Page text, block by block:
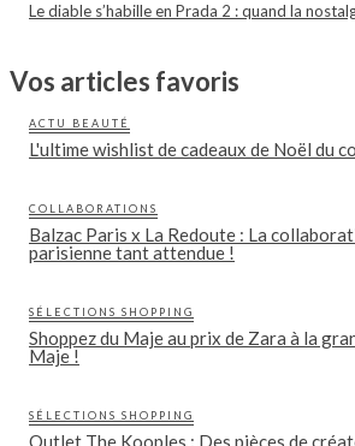
Le diable s’habille en Prada 2 : quand la
Vos articles favoris
ACTU BEAUTÉ
L'ultime wishlist de cadeaux de Noël du
COLLABORATIONS
Balzac Paris x La Redoute : La
parisienne tant attendue !
SÉLECTIONS SHOPPING
Shoppez du Maje au prix de Zara à la
Maje !
SÉLECTIONS SHOPPING
Outlet The Kooples : Des pièces de